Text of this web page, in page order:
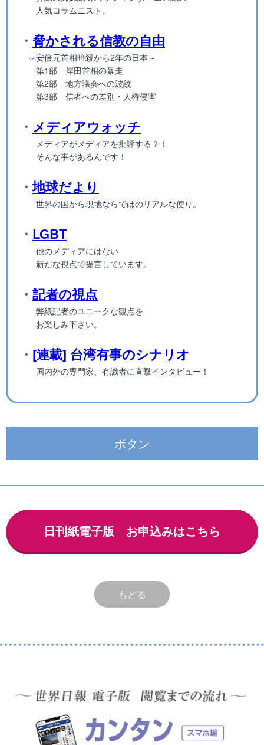
人気コラムニスト。
・ 脅かされる信教の自由
～安倍元首相暗殺から2年の日本～
第1部 岸田首相の暴走
第2部 地方議会への波紋
第3部 信者への差別・人権侵害
・ メディアウォッチ
メディアがメディアを批評する？！
そんな事があるんです！
・地球だより
世界の国から現地ならではのリアルな便り。
・ LGBT
他のメディアにはない
新たな視点で提言しています。
・ 記者の視点
弊紙記者のユニークな観点を
お楽しみ下さい。
・ [連載] 台湾有事のシナリオ
国内外の専門家、有識者に直撃インタビュー！
ボタン
日刊紙電子版 お申込みはこちら
もどる